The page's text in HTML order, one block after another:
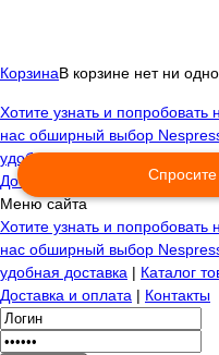
КорзинаВ корзине нет ни
Хотите узнать и
нас обширный выбор
удобная доставка|Каталог
Доставка и оплата
Контакты
Меню сайта
Хотите узнать и
нас обширный выбор
удобная доставка | Каталог
Доставка и оплата | Контакты
Спросите